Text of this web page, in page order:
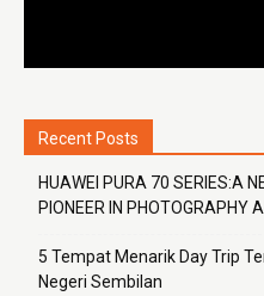
Recent Posts
HUAWEI PURA 70 SERIES:A
PIONEER IN PHOTOGRAPHY
5 Tempat Menarik Day Trip
Negeri Sembilan